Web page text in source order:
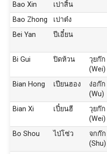
Bao Xin เปาสิ้น
Bao Zhong
เปาต๋ง
Bei Yan
ปีเอี๋ยน
Bi Gui ปิดห้วน
วุยก๊ก
(Wei)
Bian Hong เปียนฮอง
ง่อก๊ก
(Wu)
Bian Xi เปี๋ยนฮี
วุยก๊ก
(Wei)
Bo Shou ไป่โซ่ว
จกก๊ก
(Shu)